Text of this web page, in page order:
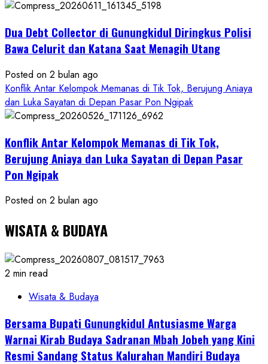
Dua Debt Collector di Gunungkidul Diringkus Polisi
Bawa Celurit dan Katana Saat Menagih Utang
Posted on 2 bulan ago
Konflik Antar Kelompok Memanas di Tik Tok, Berujung Aniaya
dan Luka Sayatan di Depan Pasar Pon Ngipak
Konflik Antar Kelompok Memanas di Tik Tok,
Berujung Aniaya dan Luka Sayatan di Depan Pasar
Pon Ngipak
Posted on 2 bulan ago
WISATA & BUDAYA
2 min read
Wisata & Budaya
Bersama Bupati Gunungkidul Antusiasme Warga
Warnai Kirab Budaya Sadranan Mbah Jobeh yang Kini
Resmi Sandang Status Kalurahan Mandiri Budaya